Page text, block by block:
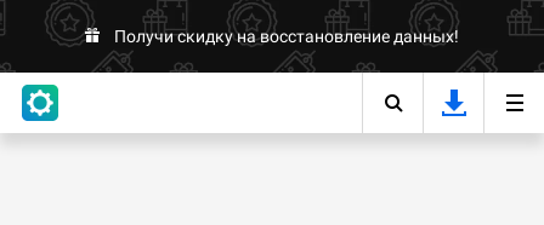
Получи скидку на восстановление данных!